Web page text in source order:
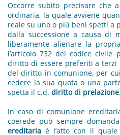
Occorre subito precisare che
ordinaria, la quale avviene
reale su uno o più beni spetti a
dalla successione a causa di
liberamente alienare la
l’articolo 732 del codice civile
diritto di essere preferiti a terzi
del diritto in comunione, per
cedere la sua quota o una
spetta il c.d. diritto di prelazione.
In caso di comunione
coerede può sempre
ereditaria è l’atto con il